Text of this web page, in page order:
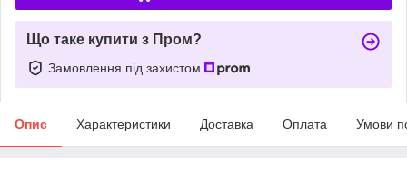
Що таке купити з Пром?
Замовлення під захистом
Опис Характеристики Доставка Оплата Умови